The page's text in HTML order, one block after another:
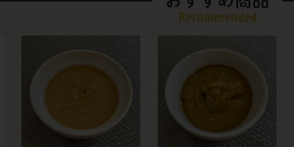
Recommended